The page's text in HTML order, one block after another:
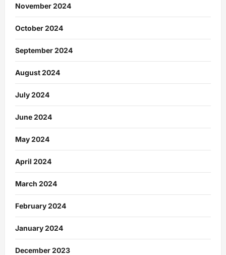
November 2024
October 2024
September 2024
August 2024
July 2024
June 2024
May 2024
April 2024
March 2024
February 2024
January 2024
December 2023